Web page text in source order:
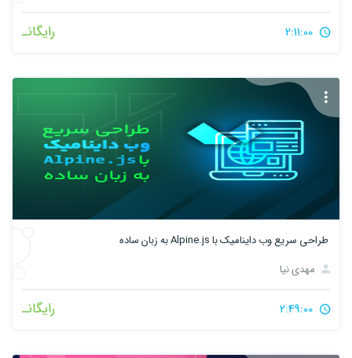
رایگانـ
طراحی سریع وب داینامیک با Alpine.js به زبان ساده
مهدی نیا
رایگانـ